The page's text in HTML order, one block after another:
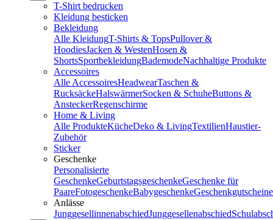
T-Shirt bedrucken
Kleidung besticken
Bekleidung
Alle KleidungT-Shirts & TopsPullover &
HoodiesJacken & WestenHosen &
ShortsSportbekleidungBademodeNachhaltige Produkte
Accessoires
Alle AccessoiresHeadwearTaschen &
RucksäckeHalswärmerSocken & SchuheButtons &
AnsteckerRegenschirme
Home & Living
Alle ProdukteKücheDeko & LivingTextilienHaustier-
Zubehör
Sticker
Geschenke
Personalisierte
GeschenkeGeburtstagsgeschenkeGeschenke für
PaareFotogeschenkeBabygeschenkeGeschenkgutscheine
Anlässe
JunggesellinnenabschiedJunggesellenabschied